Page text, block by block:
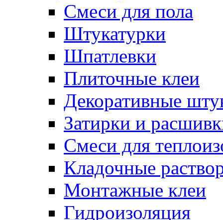
Смеси для пола
Штукатурки
Шпатлевки
Плиточные клеи
Декоративные
Затирки и
Смеси для
Кладочные
Монтажные клеи
Гидроизоляция